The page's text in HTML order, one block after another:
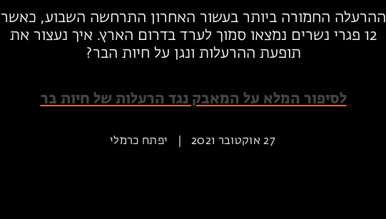
ההרעלה החמורה ביותר בעשור האחרון התרחשה השבוע, כאשר
12 פגרי נשרים נמצאו סמוך לערד בדרום הארץ. איך נעצור את
תופעת ההרעלות ונגן על חיות הבר?
לסיפור המלא על המאבק נגד הרעלות של חיות בר
27 אוקטובר 2021 יפתח כרמלי